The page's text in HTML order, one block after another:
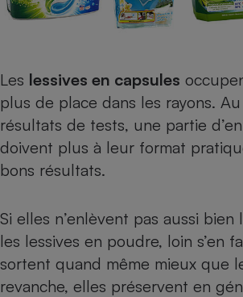
Les lessives en capsules
plus de place dans les rayons.
résultats de tests, une partie
doivent plus à leur format
bons résultats.
Si elles n’enlèvent pas aussi bien
les lessives en poudre, loin s’en
sortent quand même mieux que
revanche, elles préservent en